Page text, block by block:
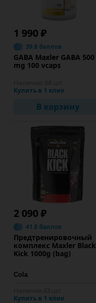
1 990 ₽
39.8 баллов
GABA Maxler GABA 500
mg 100 vcaps
Купить в 1 клик
В корзину
2 090 ₽
41.8 баллов
Предтренировочный
комплекс Maxler Black
Kick 1000g (bag)
Купить в 1 клик